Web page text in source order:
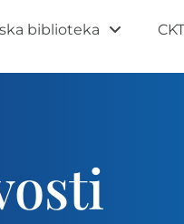
biblioteka